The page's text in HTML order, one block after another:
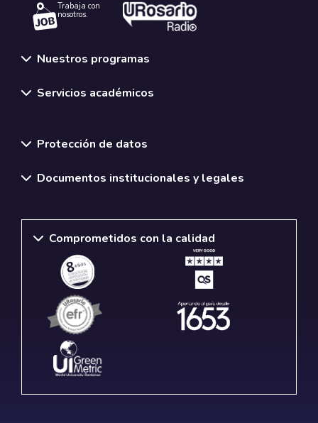
Trabaja con
nosotros.
Nuestros programas
Servicios académicos
Protección de datos
Documentos institucionales y legales
Comprometidos con la calidad